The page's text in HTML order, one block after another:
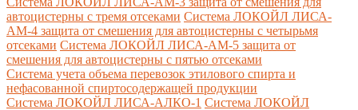
автоцистерны с тремя отсеками Система ЛОКОЙЛ ЛИСА-
AM-4 защита от смешения для автоцистерны с четырьмя
отсеками Система ЛОКОЙЛ ЛИСА-AM-5 защита от
смешения для автоцистерны с пятью отсеками
Система учета объема перевозок этилового спирта и
нефасованной спиртосодержащей продукции
Система ЛОКОЙЛ ЛИСА-AЛКО-1 Система ЛОКОЙЛ